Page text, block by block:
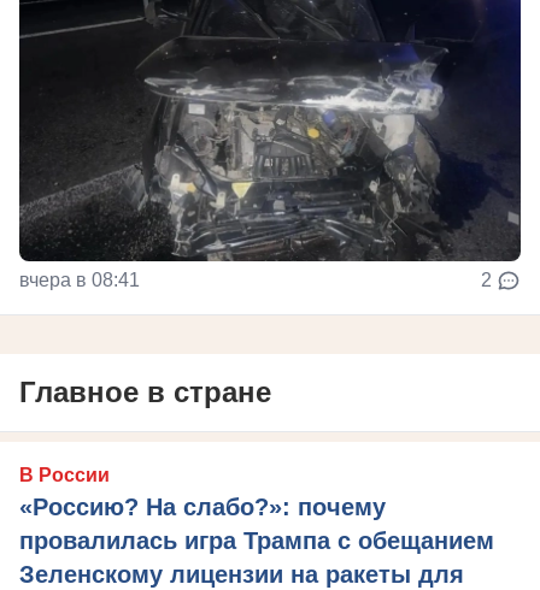
вчера в 08:41 2
Главное в стране
В России
«Россию? На слабо?»: почему
провалилась игра Трампа с обещанием
Зеленскому лицензии на ракеты для